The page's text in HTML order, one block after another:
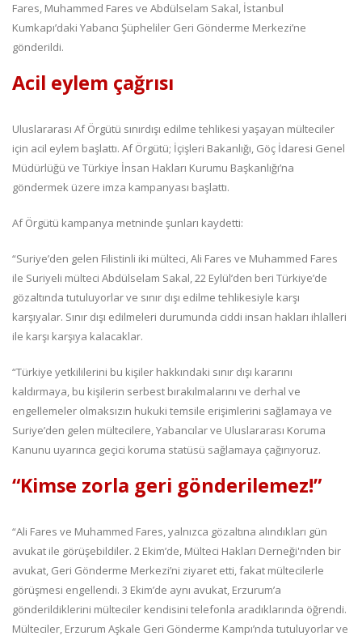
Fares, Muhammed Fares ve Abdülselam Sakal, İstanbul
Kumkapı’daki Yabancı Şüpheliler Geri Gönderme Merkezi’ne
gönderildi.
Acil eylem çağrısı
Uluslararası Af Örgütü sınırdışı edilme tehlikesi yaşayan mülteciler
için acil eylem başlattı. Af Örgütü; İçişleri Bakanlığı, Göç İdaresi Genel
Müdürlüğü ve Türkiye İnsan Hakları Kurumu Başkanlığı’na
göndermek üzere imza kampanyası başlattı.
Af Örgütü kampanya metninde şunları kaydetti:
“Suriye’den gelen Filistinli iki mülteci, Ali Fares ve Muhammed Fares
ile Suriyeli mülteci Abdülselam Sakal, 22 Eylül’den beri Türkiye’de
gözaltında tutuluyorlar ve sınır dışı edilme tehlikesiyle karşı
karşıyalar. Sınır dışı edilmeleri durumunda ciddi insan hakları ihlalleri
ile karşı karşıya kalacaklar.
“Türkiye yetkililerini bu kişiler hakkındaki sınır dışı kararını
kaldırmaya, bu kişilerin serbest bırakılmalarını ve derhal ve
engellemeler olmaksızın hukuki temsile erişimlerini sağlamaya ve
Suriye’den gelen mültecilere, Yabancılar ve Uluslararası Koruma
Kanunu uyarınca geçici koruma statüsü sağlamaya çağırıyoruz.
“Kimse zorla geri gönderilemez!”
“Ali Fares ve Muhammed Fares, yalnızca gözaltına alındıkları gün
avukat ile görüşebildiler. 2 Ekim’de, Mülteci Hakları Derneği'nden bir
avukat, Geri Gönderme Merkezi’ni ziyaret etti, fakat mültecilerle
görüşmesi engellendi. 3 Ekim’de aynı avukat, Erzurum’a
gönderildiklerini mülteciler kendisini telefonla aradıklarında öğrendi.
Mülteciler, Erzurum Aşkale Geri Gönderme Kampı’nda tutuluyorlar ve